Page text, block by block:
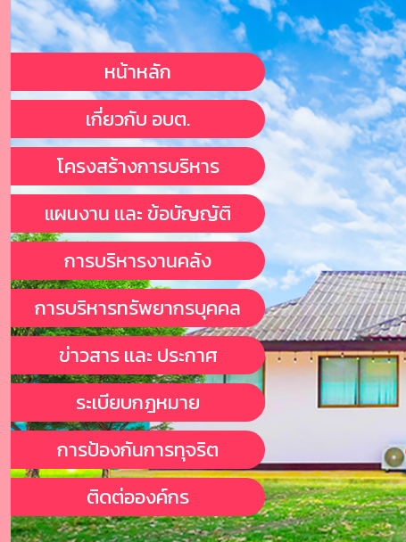
หน้าหลัก
เกี่ยวกับ อบต.
โครงสร้างการบริหาร
แผนงาน เเละ ข้อบัญญัติ
การบริหารงานคลัง
การบริหารทรัพยากรบุคคล
ข่าวสาร เเละ ประกาศ
ระเบียบกฎหมาย
การป้องกันการทุจริต
ติดต่อองค์กร